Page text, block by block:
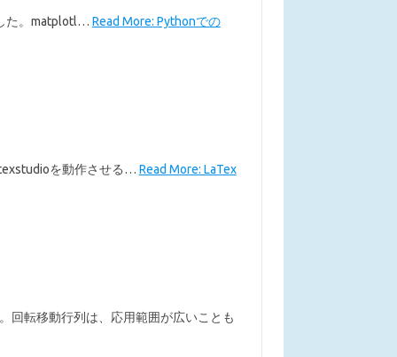
た。matplotl… Read More: Pythonでの
を動作させる… Read More: LaTex
回転移動行列は、応用範囲が広いことも